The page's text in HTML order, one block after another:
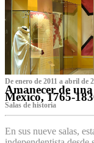
De enero de 2011 a abril de
Amanecer de
México, 1765-
Salas de historia
En sus nueve salas,